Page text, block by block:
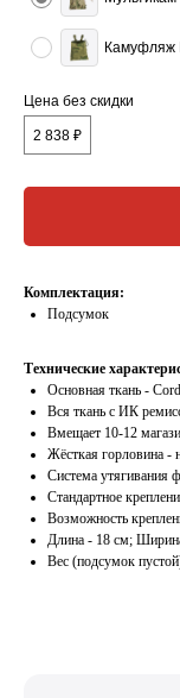
Камуфляж
Цена без скидки
2 838 ₽
Комплектация:
Подсумок
Технические
Основная ткань -
Вся ткань с ИК
Вмещает 10-12
Жёсткая горловина -
Система утягивания
Стандартное
Возможность
Длина - 18 см;
Вес (подсумок